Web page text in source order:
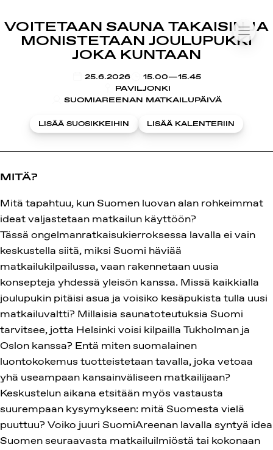
Siirry
sisältöön
VOITETAAN SAUNA TAKAISIN JA
MONISTETAAN JOULUPUKKI
JOKA KUNTAAN
25.6.2026
KLO
15.00—15.45
PAVILJONKI
SUOMIAREENAN MATKAILUPÄIVÄ
LISÄÄ SUOSIKKEIHIN LISÄÄ KALENTERIIN
MITÄ?
Mitä tapahtuu, kun Suomen luovan alan rohkeimmat
ideat valjastetaan matkailun käyttöön?
Tässä ongelmanratkaisukierroksessa lavalla ei vain
keskustella siitä, miksi Suomi häviää
matkailukilpailussa, vaan rakennetaan uusia
konsepteja yhdessä yleisön kanssa. Missä kaikkialla
joulupukin pitäisi asua ja voisiko kesäpukista tulla uusi
matkailuvaltti? Millaisia saunatoteutuksia Suomi
tarvitsee, jotta Helsinki voisi kilpailla Tukholman ja
Oslon kanssa? Entä miten suomalainen
luontokokemus tuotteistetaan tavalla, joka vetoaa
yhä useampaan kansainväliseen matkailijaan?
Keskustelun aikana etsitään myös vastausta
suurempaan kysymykseen: mitä Suomesta vielä
puuttuu? Voiko juuri SuomiAreenan lavalla syntyä idea
Suomen seuraavasta matkailuilmiöstä tai kokonaan